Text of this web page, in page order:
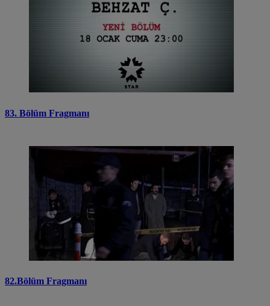
83. Bölüm Fragmanı
82.Bölüm Fragmanı